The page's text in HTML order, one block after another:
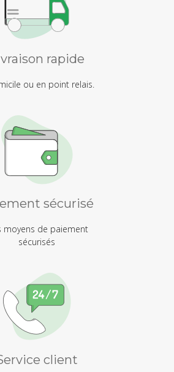
rapide
ou en point relais.
sécurisé
moyens de paiement
sécurisés
client